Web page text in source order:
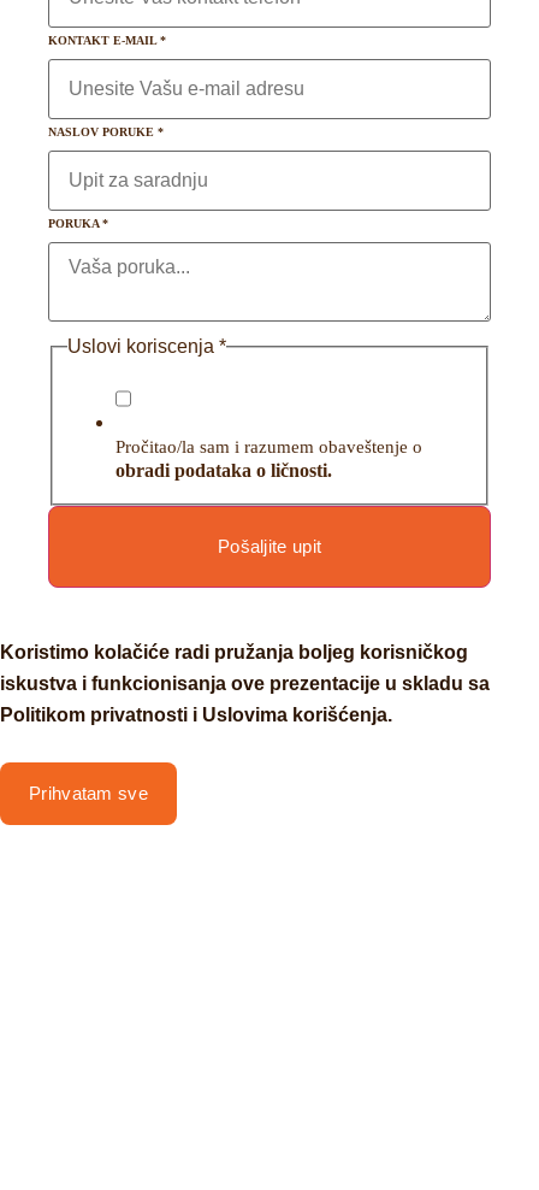
KONTAKT E-MAIL*
NASLOV PORUKE *
PORUKA*
Uslovi koriscenja *
Pročitao/la sam i razumem obaveštenje o
obradi podataka o ličnosti.
Pošaljite upit
Koristimo kolačiće radi pružanja boljeg korisničkog
iskustva i funkcionisanja ove prezentacije u skladu sa
Politikom privatnosti i Uslovima korišćenja.
Prihvatam sve